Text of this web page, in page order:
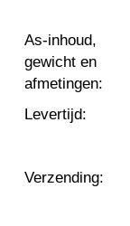
As-inhoud,
gewicht en
afmetingen:
Levertijd:
Verzending: